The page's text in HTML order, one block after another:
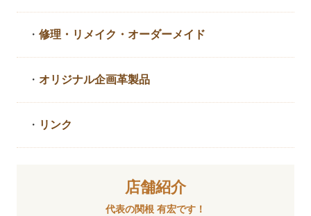
・修理・リメイク・ オーダーメイド
・ オリジナル企画革製品
・ リンク
店舗紹介
代表の関根 有宏です！